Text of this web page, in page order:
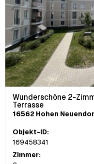
Wunderschöne 2-
Terrasse
16562 Hohen
Objekt-ID:
169458341
Zimmer: